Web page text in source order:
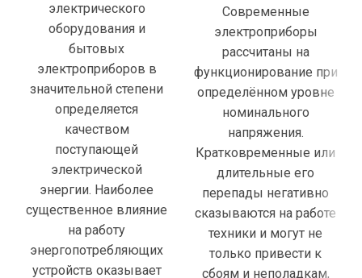
электрического
оборудования и
бытовых
электроприборов в
значительной степени
определяется
качеством
поступающей
электрической
энергии. Наиболее
существенное влияние
на работу
энергопотребляющих
устройств оказывает
Cовременные
электроприборы
рассчитаны на
функционирование при
определённом уровне
номинального
напряжения.
Кратковременные или
длительные его
перепады негативно
сказываются на работе
техники и могут не
только привести к
сбоям и неполадкам,